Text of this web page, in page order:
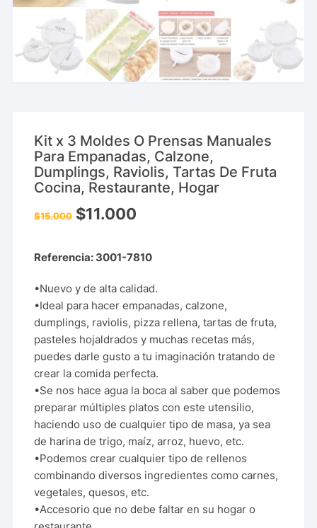
Kit x 3 Moldes O Prensas Manuales
Para Empanadas, Calzone,
Dumplings, Raviolis, Tartas De Fruta
Cocina, Restaurante, Hogar
$15.000 $11.000
Referencia: 3001-7810
•Nuevo y de alta calidad.
•Ideal para hacer empanadas, calzone,
dumplings, raviolis, pizza rellena, tartas de fruta,
pasteles hojaldrados y muchas recetas más,
puedes darle gusto a tu imaginación tratando de
crear la comida perfecta.
•Se nos hace agua la boca al saber que podemos
preparar múltiples platos con este utensilio,
haciendo uso de cualquier tipo de masa, ya sea
de harina de trigo, maíz, arroz, huevo, etc.
•Podemos crear cualquier tipo de rellenos
combinando diversos ingredientes como carnes,
vegetales, quesos, etc.
•Accesorio que no debe faltar en su hogar o